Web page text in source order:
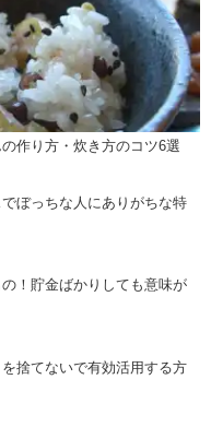
作り方・炊き方のコツ6選
ぼっちな人にありがちな特
！貯金ばかりしても意味が
捨てないで有効活用する方